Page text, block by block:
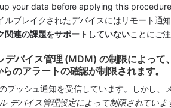
your data before applying this
ルブレイクされたデバイスにはリモート通
関連の課題をサポートしていないことにご
デバイス管理 (MDM) の制限によっ
のアラートの確認が制限されます。
プッシュ通知を受信しています。しかし、
デバイス管理設定によって制限されていま